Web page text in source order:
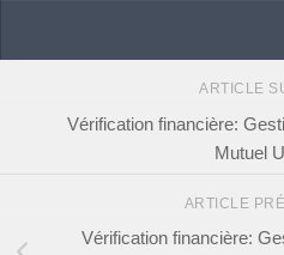
ARTICLE
Vérification financière:
Mutuel
ARTICLE
Vérification financière: